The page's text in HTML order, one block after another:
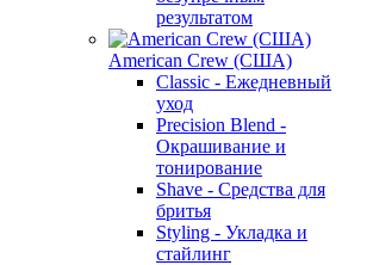
результатом
American Crew (США)
Classic - Ежедневный
уход
Precision Blend -
Окрашивание и
тонирование
Shave - Средства для
бритья
Styling - Укладка и
стайлинг